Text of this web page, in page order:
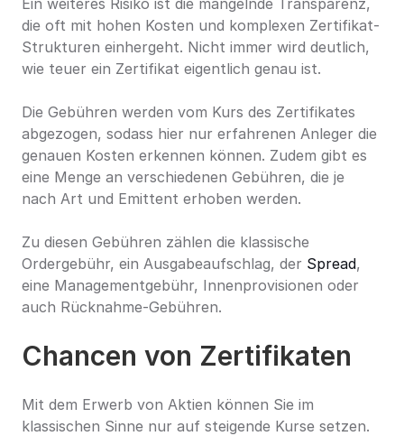
Ein weiteres Risiko ist die mangelnde Transparenz,
die oft mit hohen Kosten und komplexen Zertifikat-
Strukturen einhergeht. Nicht immer wird deutlich,
wie teuer ein Zertifikat eigentlich genau ist.
Die Gebühren werden vom Kurs des Zertifikates
abgezogen, sodass hier nur erfahrenen Anleger die
genauen Kosten erkennen können. Zudem gibt es
eine Menge an verschiedenen Gebühren, die je
nach Art und Emittent erhoben werden.
Zu diesen Gebühren zählen die klassische
Ordergebühr, ein Ausgabeaufschlag, der Spread,
eine Managementgebühr, Innenprovisionen oder
auch Rücknahme-Gebühren.
Chancen von Zertifikaten
Mit dem Erwerb von Aktien können Sie im
klassischen Sinne nur auf steigende Kurse setzen.